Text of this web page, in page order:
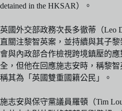
detained in the HKSAR）。
英國外交部政務次長多徹蒂（Leo
直關注黎智英案，並持續與其子
會與內政部合作檢視跨境鎮壓的
全，但他在回應施志安時，稱黎
稱其為「英國雙重國籍公民」。
施志安與保守黨議員羅頓（Tim